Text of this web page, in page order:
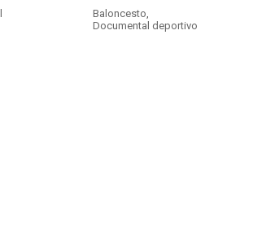
Baloncesto,
Documental deportivo